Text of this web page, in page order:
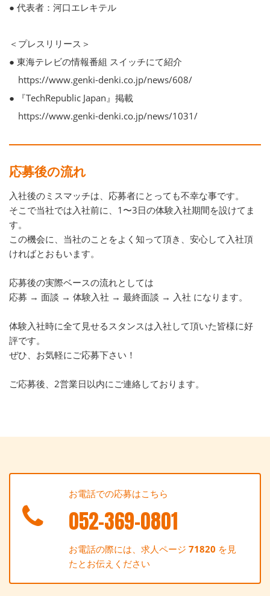
● 代表者：河口エレキテル
＜プレスリリース＞
● 東海テレビの情報番組 スイッチにて紹介
https://www.genki-denki.co.jp/news/608/
● 『TechRepublic Japan』掲載
https://www.genki-denki.co.jp/news/1031/
応募後の流れ
入社後のミスマッチは、応募者にとっても不幸な事です。
そこで当社では入社前に、1〜3日の体験入社期間を設けてま
す。
この機会に、当社のことをよく知って頂き、安心して入社頂
ければとおもいます。
応募後の実際ベースの流れとしては
応募 → 面談 → 体験入社 → 最終面談 → 入社 になります。
体験入社時に全て見せるスタンスは入社して頂いた皆様に好
評です。
ぜひ、お気軽にご応募下さい！
ご応募後、2営業日以内にご連絡しております。
お電話での応募はこちら
052-369-0801
お電話の際には、求人ページ71820 を見
たとお伝えください